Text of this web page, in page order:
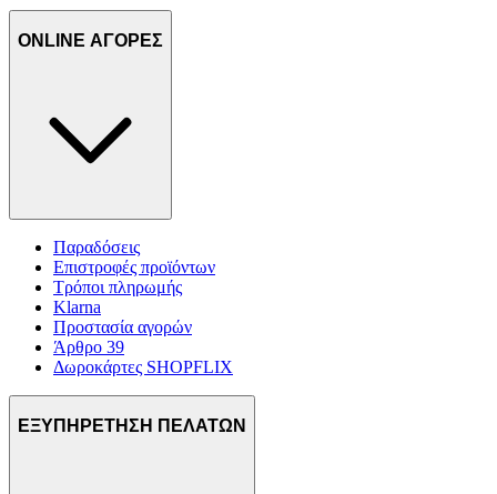
ONLINE ΑΓΟΡΕΣ
Παραδόσεις
Επιστροφές προϊόντων
Τρόποι πληρωμής
Klarna
Προστασία αγορών
Άρθρο 39
Δωροκάρτες SHOPFLIX
ΕΞΥΠΗΡΕΤΗΣΗ ΠΕΛΑΤΩΝ